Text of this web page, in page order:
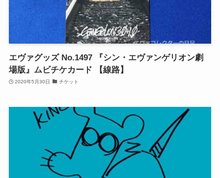
エヴァグッズ No.1497 『シン・エヴァンゲリオン劇
場版』ムビチケカード 【線路】
2020年5月30日 チケット